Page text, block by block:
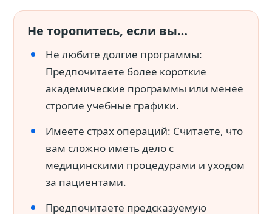
Не торопитесь, если вы…
Не любите долгие программы:
Предпочитаете более короткие
академические программы или менее
строгие учебные графики.
Имеете страх операций: Считаете, что
вам сложно иметь дело с
медицинскими процедурами и уходом
за пациентами.
Предпочитаете предсказуемую